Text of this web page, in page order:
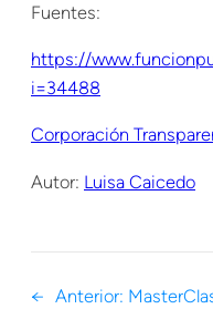
Fuentes:
https://
i=34488
Corporación
Autor: Luisa Caicedo
← Anterior: